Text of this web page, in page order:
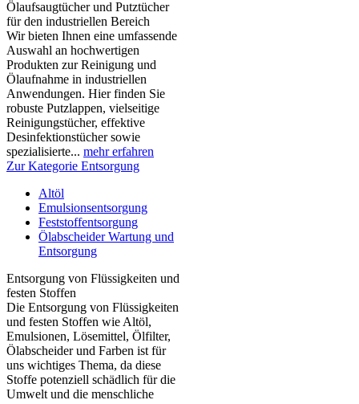
Ölaufsaugtücher und Putztücher
für den industriellen Bereich
Wir bieten Ihnen eine umfassende
Auswahl an hochwertigen
Produkten zur Reinigung und
Ölaufnahme in industriellen
Anwendungen. Hier finden Sie
robuste Putzlappen, vielseitige
Reinigungstücher, effektive
Desinfektionstücher sowie
spezialisierte... mehr erfahren
Zur Kategorie Entsorgung
Altöl
Emulsionsentsorgung
Feststoffentsorgung
Ölabscheider Wartung und
Entsorgung
Entsorgung von Flüssigkeiten und
festen Stoffen
Die Entsorgung von Flüssigkeiten
und festen Stoffen wie Altöl,
Emulsionen, Lösemittel, Ölfilter,
Ölabscheider und Farben ist für
uns wichtiges Thema, da diese
Stoffe potenziell schädlich für die
Umwelt und die menschliche